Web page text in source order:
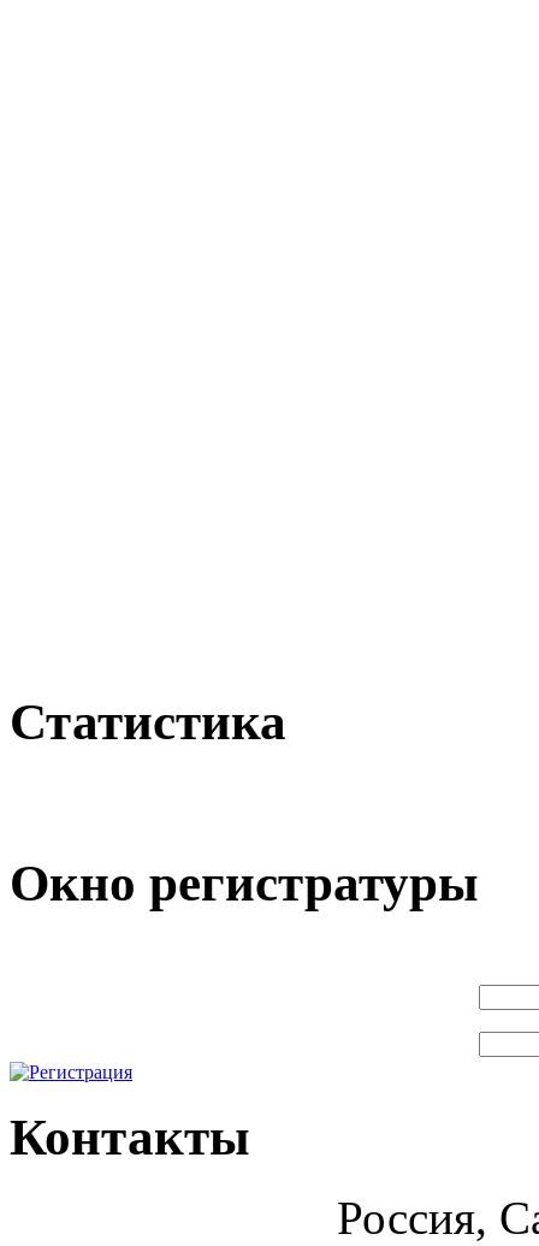
Статистика
Окно регистратуры
Контакты
Россия,